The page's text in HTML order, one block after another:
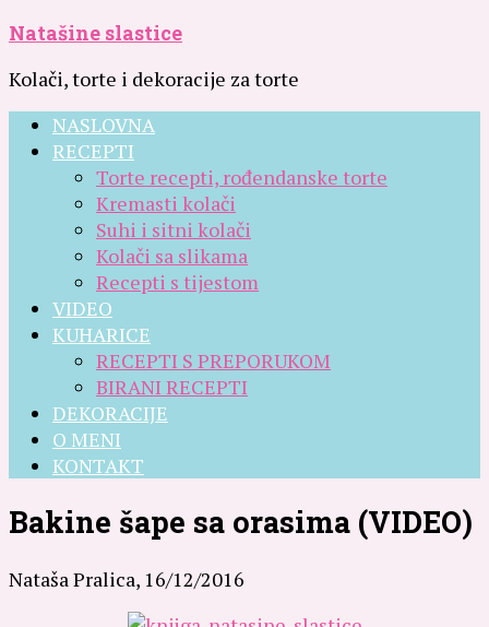
Natašine slastice
Kolači, torte i dekoracije za torte
NASLOVNA
RECEPTI
Torte recepti, rođendanske torte
Kremasti kolači
Suhi i sitni kolači
Kolači sa slikama
Recepti s tijestom
VIDEO
KUHARICE
RECEPTI S PREPORUKOM
BIRANI RECEPTI
DEKORACIJE
O MENI
KONTAKT
Bakine šape sa orasima (VIDEO)
Nataša Pralica, 16/12/2016